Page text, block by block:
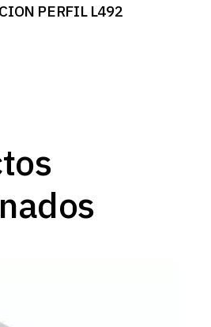
PERFIL L492